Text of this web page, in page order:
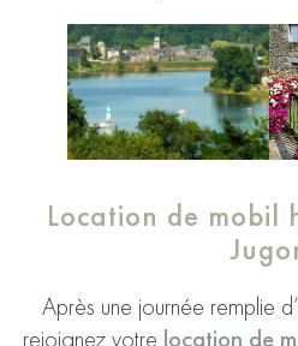
Location de mobil
Après une journée remplie
rejoignez votre location de